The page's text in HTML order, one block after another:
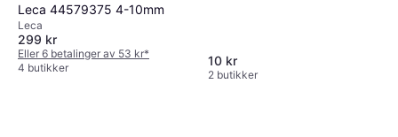
Leca 44579375 4-10mm
Leca
299 kr
Eller 6 betalinger av 53 kr*
4 butikker
10 kr
2 butikker